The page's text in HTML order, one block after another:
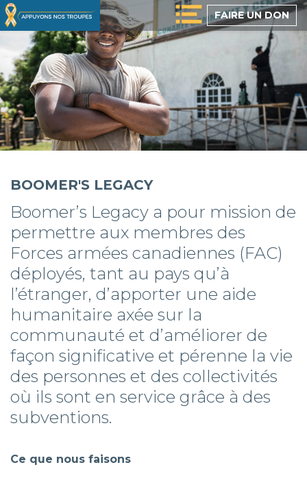
Passer
au
contenu
principal
FAIRE UN DON
BOOMER'S LEGACY
Boomer’s Legacy a pour mission de
permettre aux membres des
Forces armées canadiennes (FAC)
déployés, tant au pays qu’à
l’étranger, d’apporter une aide
humanitaire axée sur la
communauté et d’améliorer de
façon significative et pérenne la vie
des personnes et des collectivités
où ils sont en service grâce à des
subventions.
Ce que nous faisons